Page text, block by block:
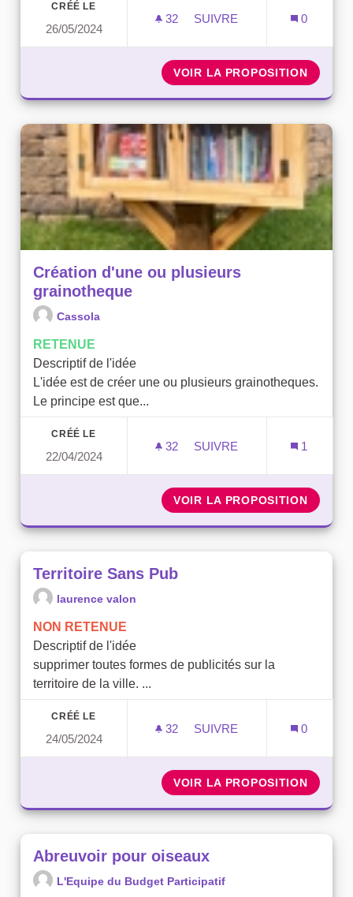
CRÉÉ LE
26/05/2024
32 32 ABONNÉS
SUIVRE
0
VOIR LA PROPOSITION
Création d'une ou plusieurs
grainotheque
Cassola
RETENUE
Descriptif de l'idée
L'idée est de créer une ou plusieurs grainotheques.
Le principe est que...
CRÉÉ LE
22/04/2024
32 32 ABONNÉS
SUIVRE
1
VOIR LA PROPOSITION
Territoire Sans Pub
laurence valon
NON RETENUE
Descriptif de l'idée
supprimer toutes formes de publicités sur la
territoire de la ville. ...
CRÉÉ LE
24/05/2024
32 32 ABONNÉS
SUIVRE
0
VOIR LA PROPOSITION
Abreuvoir pour oiseaux
L'Equipe du Budget Participatif